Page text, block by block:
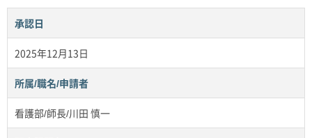
承認日
2025年12月13日
所属/職名/申請者
看護部/師長/川田 慎一